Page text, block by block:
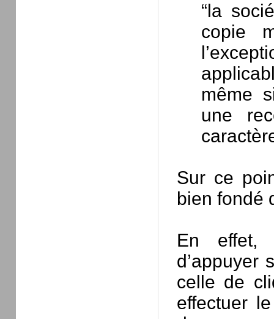
“la
copie
même
une
Sur ce
bien fondé
En effet,
d’appuyer
celle de
effectuer